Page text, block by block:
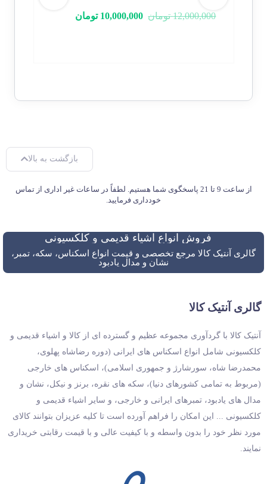
12,000,000 تومان 10,000,000 تومان
بازگشت به بالا
از ساعت 9 تا 21 پاسخگوی شما هستیم. لطفاً در ساعات غیر اداری از تماس
خودداری فرمایید.
فروش انواع اشیاء قدیمی و کلکسیونی
گالری آنتیک کالا مرجع تخصصی و قیمت انواع اسکناس، سکه، تمبر،
نشان و مدال یادبود
گالری آنتیک کالا
آنتیک کالا با گردآوری مجموعه عظیم و گسترده ای از کالا و اشیاء قدیمی و
کلکسیونی شامل انواع اسکناس های ایرانی (دوره رضاشاه پهلوی،
محمدرضا شاه، سورشارژ و جمهوری اسلامی)، اسکناس های خارجی
(مربوط به تمامی کشورهای دنیا)، سکه های نقره، برنز و نیکل، نشان و
مدال های یادبود، تمبرهای ایرانی و خارجی، و سایر اشیاء قدیمی و
کلکسیونی ... این امکان را فراهم آورده است تا کلیه عزیزان بتوانند کالای
مورد نظر خود را بدون واسطه و با کیفیت عالی و با قیمت رقابتی خریداری
نمایند.